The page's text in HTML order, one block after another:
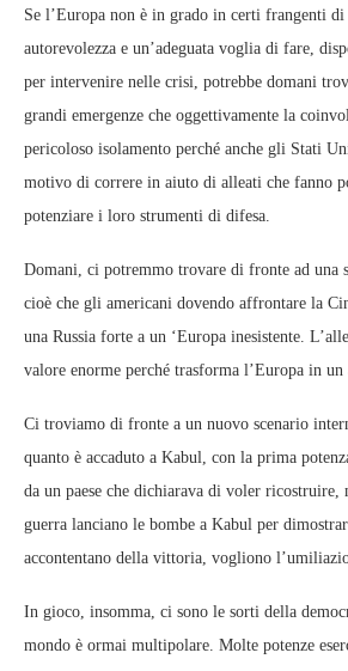
Se l’Europa non è in grado in certi frangenti
autorevolezza e un’adeguata voglia di fare,
per intervenire nelle crisi, potrebbe domani
grandi emergenze che oggettivamente la
pericoloso isolamento perché anche gli Stati
motivo di correre in aiuto di alleati che fanno
potenziare i loro strumenti di difesa.
Domani, ci potremmo trovare di fronte ad una
cioè che gli americani dovendo affrontare la
una Russia forte a un ‘Europa inesistente.
valore enorme perché trasforma l’Europa in un
Ci troviamo di fronte a un nuovo scenario
quanto è accaduto a Kabul, con la prima
da un paese che dichiarava di voler
guerra lanciano le bombe a Kabul per
accontentano della vittoria, vogliono
In gioco, insomma, ci sono le sorti della
mondo è ormai multipolare. Molte potenze